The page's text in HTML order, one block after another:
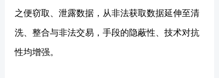
之便窃取、泄露数据，从非法获取数据延伸至清
洗、整合与非法交易，手段的隐蔽性、技术对抗
性均增强。